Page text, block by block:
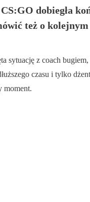
dobiegła
też o
sytuację z coach
czasu i tylko
moment.